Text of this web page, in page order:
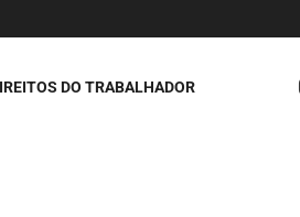
DO TRABALHADOR